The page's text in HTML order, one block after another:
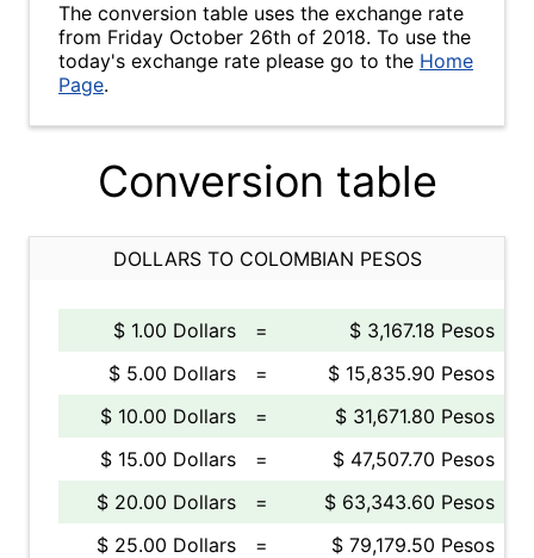
The conversion table uses the exchange rate
from Friday October 26th of 2018. To use the
today's exchange rate please go to the Home
Page.
Conversion table
DOLLARS TO COLOMBIAN PESOS
$ 1.00 Dollars =
$ 3,167.18 Pesos
$ 5.00 Dollars
=
$ 15,835.90 Pesos
$ 10.00 Dollars
=
$ 31,671.80 Pesos
$ 15.00 Dollars
=
$ 47,507.70 Pesos
$ 20.00 Dollars
=
$ 63,343.60 Pesos
$ 25.00 Dollars
=
$ 79,179.50 Pesos